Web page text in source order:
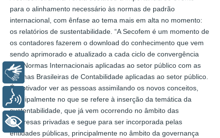
para o alinhamento necessário às normas de padrão
internacional, com ênfase ao tema mais em alta no momento:
os relatórios de sustentabilidade. “A Secofem é um momento de
os contadores fazerem o download do conhecimento que vem
sendo aprimorado e atualizado a cada ciclo de convergência
das Normas Internacionais aplicadas ao setor público com as
Normas Brasileiras de Contabilidade aplicadas ao setor público.
É motivador ver as pessoas assimilando os novos conceitos,
principalmente no que se refere à inserção da temática da
sustentabilidade, que já vem ocorrendo no âmbito das
empresas privadas e segue para ser incorporada pelas
entidades públicas, principalmente no âmbito da governança
Libras
Voz
+ Acessibilidade